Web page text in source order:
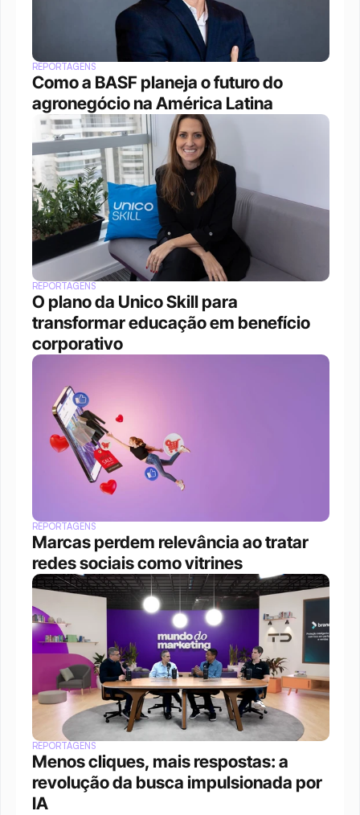
REPORTAGENS
Como a BASF planeja o futuro do
agronegócio na América Latina
REPORTAGENS
O plano da Unico Skill para
transformar educação em benefício
corporativo
REPORTAGENS
Marcas perdem relevância ao tratar
redes sociais como vitrines
REPORTAGENS
Menos cliques, mais respostas: a
revolução da busca impulsionada por
IA